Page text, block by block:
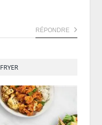
RÉPONDRE